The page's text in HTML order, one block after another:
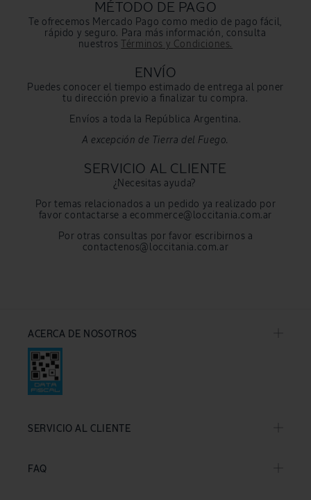
MÉTODO DE PAGO
Te ofrecemos Mercado Pago como medio de pago fácil,
rápido y seguro. Para más información, consulta
nuestros
Términos y Condiciones.
ENVÍO
Puedes conocer el tiempo estimado de entrega al poner
tu dirección previo a finalizar tu compra.
Envíos a toda la República Argentina.
A excepción de Tierra del Fuego.
SERVICIO AL CLIENTE
¿Necesitas ayuda?
Por temas relacionados a un pedido ya realizado por
favor contactarse a ecommerce@loccitania.com.ar
Por otras consultas por favor escribirnos a
contactenos@loccitania.com.ar
ACERCA DE NOSOTROS
SERVICIO AL CLIENTE
FAQ